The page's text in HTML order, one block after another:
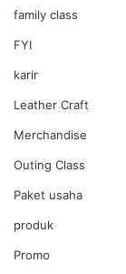
family class
FYI
karir
Leather Craft
Merchandise
Outing Class
Paket usaha
produk
Promo